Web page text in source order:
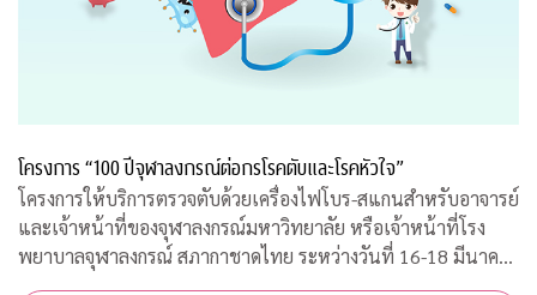
โครงการ “100 ปีจุฬาลงกรณ์ต่อกรโรคตับและโรคหัวใจ”
โครงการให้บริการตรวจตับด้วยเครื่องไฟโบร-สแกนสำหรับอาจารย์
และเจ้าหน้าที่ของจุฬาลงกรณ์มหาวิทยาลัย หรือเจ้าหน้าที่โรง
พยาบาลจุฬาลงกรณ์ สภากาชาดไทย ระหว่างวันที่ 16-18 มีนาคม
2563 เวลา 08.00-15.00 ณ ฝ่ายธนาคารเลือด ชั้น 3B อาคารภูมิสิ